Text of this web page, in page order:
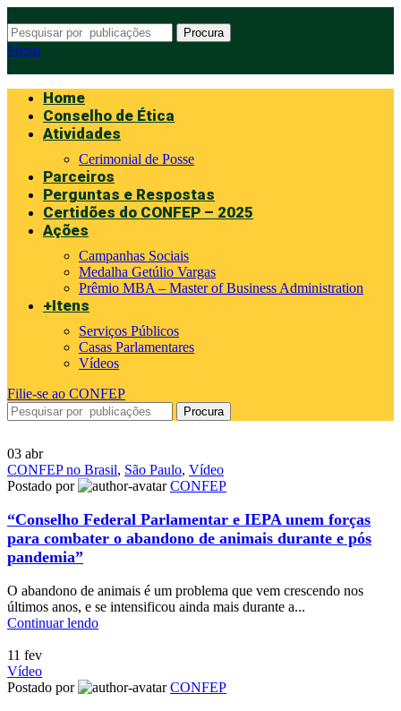
Procura
Menu
Home
Conselho de Ética
Atividades
Cerimonial de Posse
Parceiros
Perguntas e Respostas
Certidões do CONFEP – 2025
Ações
Campanhas Sociais
Medalha Getúlio Vargas
Prêmio MBA – Master of Business Administration
+Itens
Serviços Públicos
Casas Parlamentares
Vídeos
Filie-se ao CONFEP
Procura
03 abr
CONFEP no Brasil, São Paulo, Vídeo
Postado por
CONFEP
“Conselho Federal Parlamentar e IEPA unem forças
para combater o abandono de animais durante e pós
pandemia”
O abandono de animais é um problema que vem crescendo nos
últimos anos, e se intensificou ainda mais durante a...
Continuar lendo
11 fev
Vídeo
Postado por
CONFEP